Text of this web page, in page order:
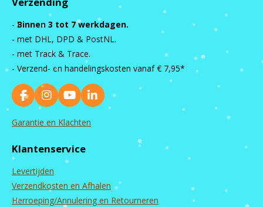
-Binnen 3 tot 7 werkdagen.
- met DHL, DPD & PostNL.
- met Track & Trace.
- Verzend- en handelingskosten vanaf € 7,95*
F
a
c
o
k
I
n
s
g
a
m
Y
o
u
b
e
L
i
Garantie en Klachten
Klantenservice
Levertijden
Verzendkosten en Afhalen
Herroeping/Annulering en Retourneren